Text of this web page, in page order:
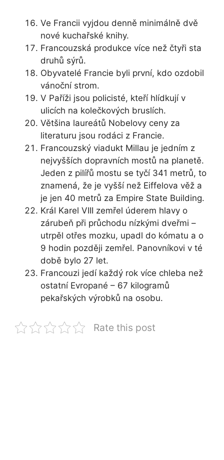
Ve Francii vyjdou denně minimálně dvě
nové kuchařské knihy.
Francouzská produkce více než čtyři sta
druhů sýrů.
Obyvatelé Francie byli první, kdo ozdobil
vánoční strom.
V Paříži jsou policisté, kteří hlídkují v
ulicích na kolečkových bruslích.
Většina laureátů Nobelovy ceny za
literaturu jsou rodáci z Francie.
Francouzský viadukt Millau je jedním z
nejvyšších dopravních mostů na planetě.
Jeden z pilířů mostu se tyčí 341 metrů, to
znamená, že je vyšší než Eiffelova věž a
je jen 40 metrů za Empire State Building.
Král Karel VIII zemřel úderem hlavy o
zárubeň při průchodu nízkými dveřmi –
utrpěl otřes mozku, upadl do kómatu a o
9 hodin později zemřel. Panovníkovi v té
době bylo 27 let.
Francouzi jedí každý rok více chleba než
ostatní Evropané – 67 kilogramů
pekařských výrobků na osobu.
Rate this post